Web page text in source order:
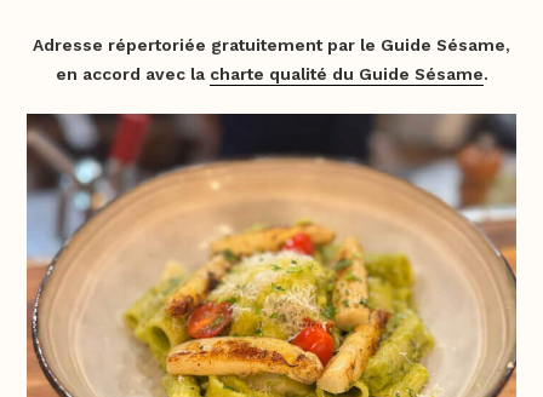
Adresse répertoriée gratuitement par le Guide Sésame,
en accord avec la charte qualité du Guide Sésame.